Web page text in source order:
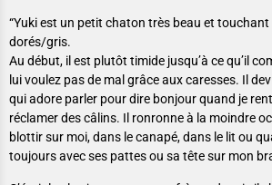
“Yuki est un petit chaton très beau et
dorés/gris.
Au début, il est plutôt timide jusqu’à ce qu’il
lui voulez pas de mal grâce aux caresses. Il
qui adore parler pour dire bonjour quand je
réclamer des câlins. Il ronronne à la moindre
blottir sur moi, dans le canapé, dans le lit ou
toujours avec ses pattes ou sa tête sur mon